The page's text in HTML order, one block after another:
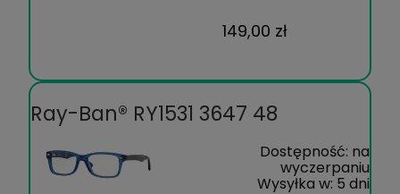
149,00 zł
Ray-Ban® RY1531 3647 48
Dostępność: na
wyczerpaniu
Wysyłka w: 5 dni